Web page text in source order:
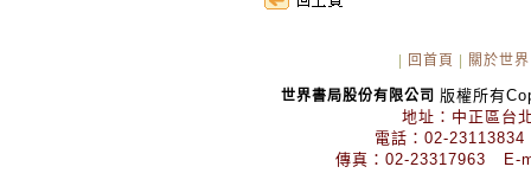
回首頁 關於世界
世界書局股份有限公司 版權所有
地址：中正區台
電話：02-
傳真：02-23317963 E-